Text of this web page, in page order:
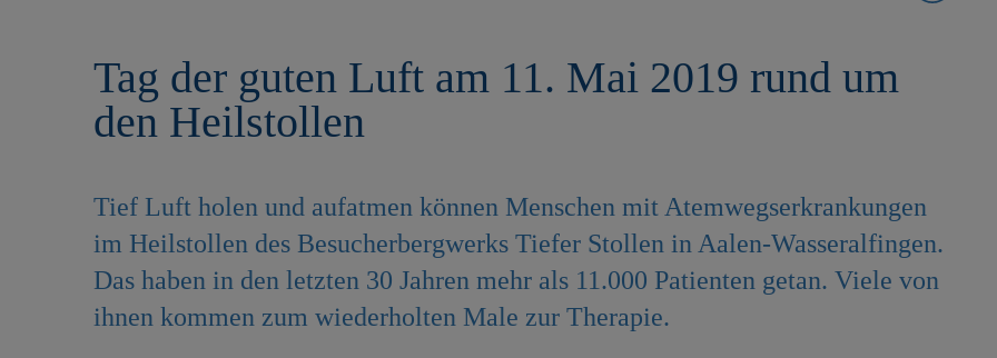
Tag der guten Luft am 11. Mai 2019 rund um
den Heilstollen
Tief Luft holen und aufatmen können Menschen mit Atemwegserkrankungen
im Heilstollen des Besucherbergwerks Tiefer Stollen in Aalen-Wasseralfingen.
Das haben in den letzten 30 Jahren mehr als 11.000 Patienten getan. Viele von
ihnen kommen zum wiederholten Male zur Therapie.